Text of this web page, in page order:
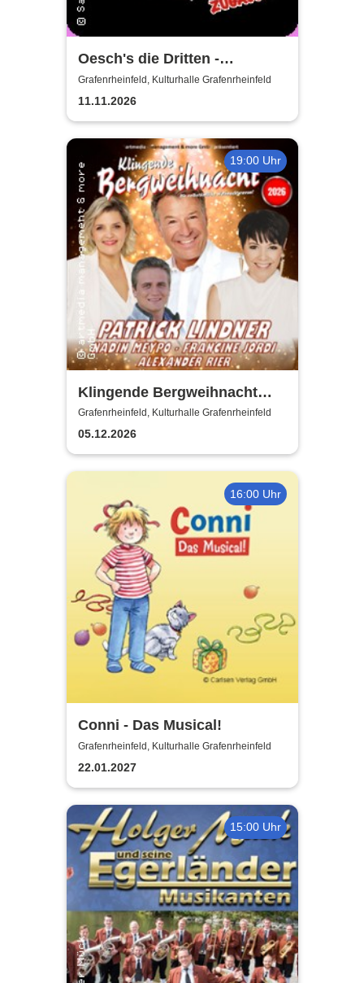
Oesch's die Dritten -
Händmade Tour 2025
Grafenrheinfeld, Kulturhalle Grafenrheinfeld
11.11.2026
19:00 Uhr
Klingende Bergweihnacht
2026 - Die volkstümliche
Weihnachtsrevue
Grafenrheinfeld, Kulturhalle Grafenrheinfeld
05.12.2026
16:00 Uhr
Conni - Das Musical!
Grafenrheinfeld, Kulturhalle Grafenrheinfeld
22.01.2027
15:00 Uhr